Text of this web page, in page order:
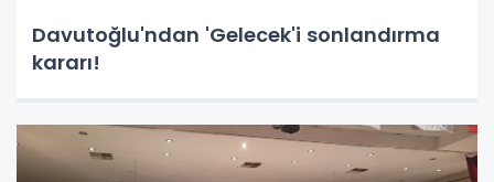
Davutoğlu'ndan 'Gelecek'i sonlandırma
kararı!